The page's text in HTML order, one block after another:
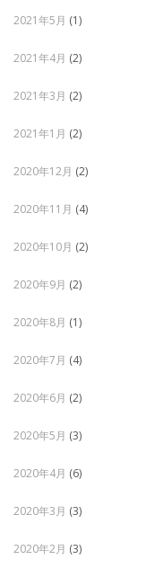
2021年5月 (1)
2021年4月 (2)
2021年3月 (2)
2021年1月 (2)
2020年12月 (2)
2020年11月 (4)
2020年10月 (2)
2020年9月 (2)
2020年8月 (1)
2020年7月 (4)
2020年6月 (2)
2020年5月 (3)
2020年4月 (6)
2020年3月 (3)
2020年2月 (3)